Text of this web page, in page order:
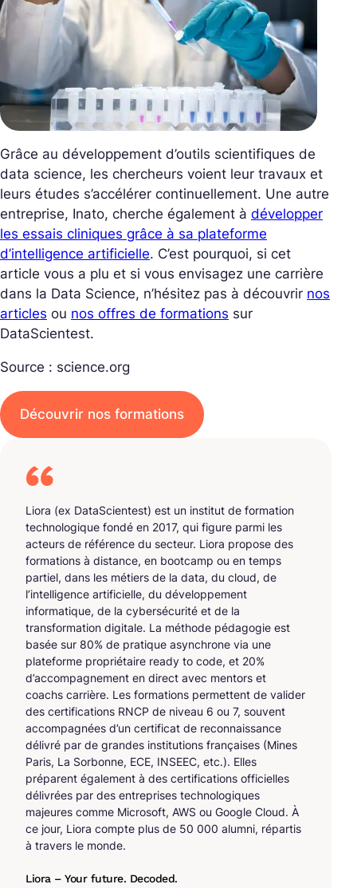
Grâce au développement d’outils scientifiques de
data science, les chercheurs voient leur travaux et
leurs études s’accélérer continuellement. Une autre
entreprise, Inato, cherche également à développer
les essais cliniques grâce à sa plateforme
d’intelligence artificielle. C’est pourquoi, si cet
article vous a plu et si vous envisagez une carrière
dans la Data Science, n’hésitez pas à découvrir nos
articles ou nos offres de formations sur
DataScientest.
Source : science.org
Découvrir nos formations
Liora (ex DataScientest) est un institut de formation
technologique fondé en 2017, qui figure parmi les
acteurs de référence du secteur. Liora propose des
formations à distance, en bootcamp ou en temps
partiel, dans les métiers de la data, du cloud, de
l’intelligence artificielle, du développement
informatique, de la cybersécurité et de la
transformation digitale. La méthode pédagogie est
basée sur 80% de pratique asynchrone via une
plateforme propriétaire ready to code, et 20%
d’accompagnement en direct avec mentors et
coachs carrière. Les formations permettent de valider
des certifications RNCP de niveau 6 ou 7, souvent
accompagnées d’un certificat de reconnaissance
délivré par de grandes institutions françaises (Mines
Paris, La Sorbonne, ECE, INSEEC, etc.). Elles
préparent également à des certifications officielles
délivrées par des entreprises technologiques
majeures comme Microsoft, AWS ou Google Cloud. À
ce jour, Liora compte plus de 50 000 alumni, répartis
à travers le monde.
Liora – Your future. Decoded.